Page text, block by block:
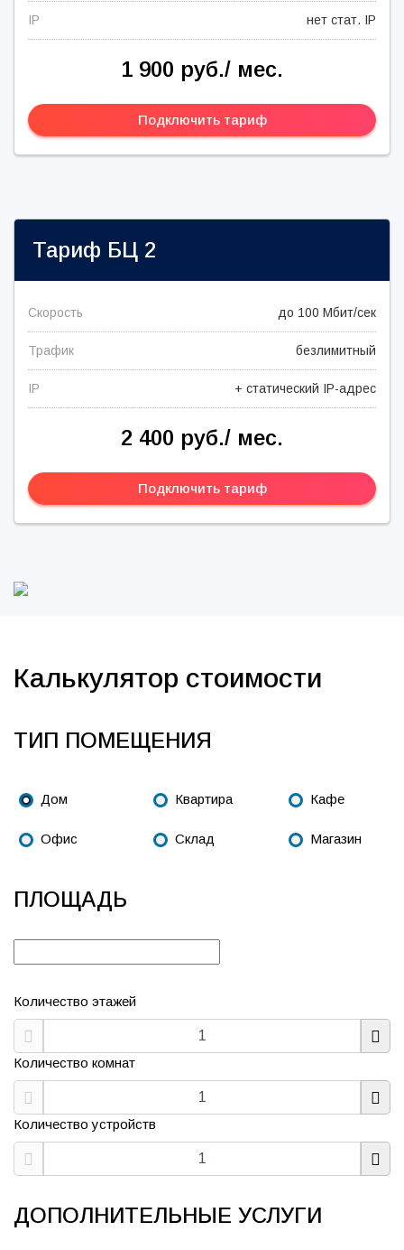
IP нет стат. IP
1 900 руб./ мес.
Подключить тариф
Тариф БЦ 2
Скорость до 100 Мбит/сек
Трафик безлимитный
IP + статический IP-адрес
2 400 руб./ мес.
Подключить тариф
Калькулятор стоимости
ТИП ПОМЕЩЕНИЯ
Дом Квартира Кафе
Офис Склад Магазин
ПЛОЩАДЬ
Количество этажей
Количество комнат
Количество устройств
ДОПОЛНИТЕЛЬНЫЕ УСЛУГИ